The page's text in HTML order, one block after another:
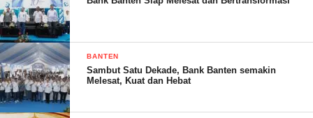
Semenjak dilantik kepengurusan baru KB PII Kota Serang pada
30 Agustus 2024, lanjut samsul, KB PII memiliki tugas pokok
utama dalam Pembinaan mental spiritual dan kepemimpinan
BANTEN
Sambut Satu Dekade, Bank Banten semakin
Melesat, Kuat dan Hebat